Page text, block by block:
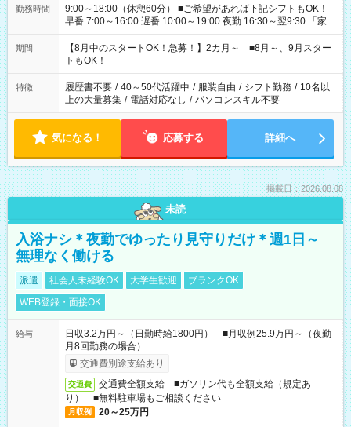
勤務時間
9:00～18:00（休憩60分） ■ご希望があれば下記シフトもOK！
早番 7:00～16:00 遅番 10:00～19:00 夜勤 16:30～翌9:30 「家族
と休みを合わせたい」 「余裕を持って夕飯の準備がしたい」
「できれば残業はしたくない」 など、ご希望を教えてください
ね。 ※Wワーク希望の方へ 今ご覧のお仕事で希望する勤務時間
と、もう1つのお仕事の勤務時間。 合計で週40時間を超える場
合は応募できません。
期間
【8月中のスタートOK！急募！】2カ月～ ■8月～、9月スター
トもOK！
特徴 履歴書不要 / 40～50代活躍中 / 服装自由 / シフト勤務 / 10名以
上の大量募集 / 電話対応なし / パソコンスキル不要
気になる！ 応募する 詳細へ
掲載日：2026.08.08
未読
入浴ナシ＊夜勤でゆったり見守りだけ＊週1日～
無理なく働ける
派遣 社会人未経験OK 大学生歓迎
ブランクOK
WEB登録・面接OK
給与
日収3.2万円～（日勤時給1800円） ■月収例25.9万円～（夜勤
月8回勤務の場合）
交通費別途支給あり
交通費
交通費全額支給 ■ガソリン代も全額支給（規定あ
り） ■無料駐車場もご相談ください
月収例 20～25万円